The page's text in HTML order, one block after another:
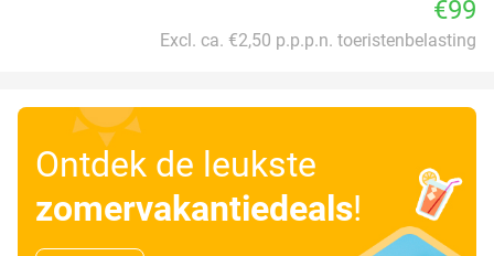
€99
Excl. ca. €2,50 p.p.p.n. toeristenbelasting
Ontdek de leukste
zomervakantiedeals!